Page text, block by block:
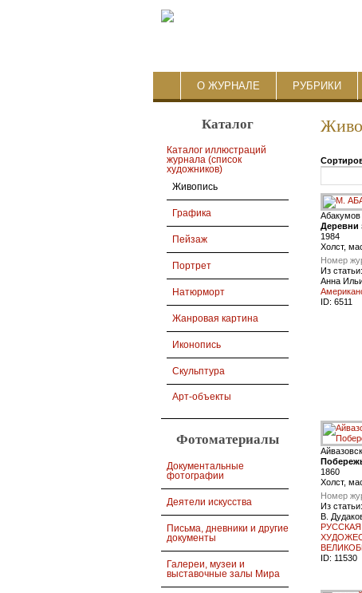
О ЖУРНАЛЕ РУБРИКИ
Каталог
Каталог иллюстраций
журнала (список
художников)
Живопись
Графика
Пейзаж
Портрет
Натюрморт
Жанровая картина
Иконопись
Скульптура
Арт-объекты
Фотоматериалы
Документальные
фотографии
Деятели искусства
Письма, дневники и другие
документы
Галереи, музеи и
выставочные залы Мира
Деревни
1984
Холст,
Номер
Из статьи:
Анна
ID: 6511
1860
Холст,
Номер
Из статьи:
В.
ID: 11530